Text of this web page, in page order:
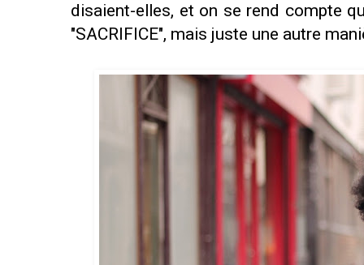
disaient-elles, et on se rend compte
"SACRIFICE", mais juste une autre